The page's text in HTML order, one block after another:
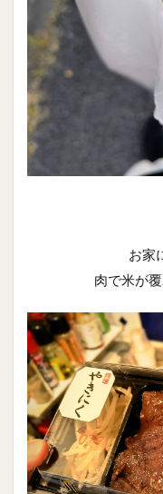
お家
肉で米が